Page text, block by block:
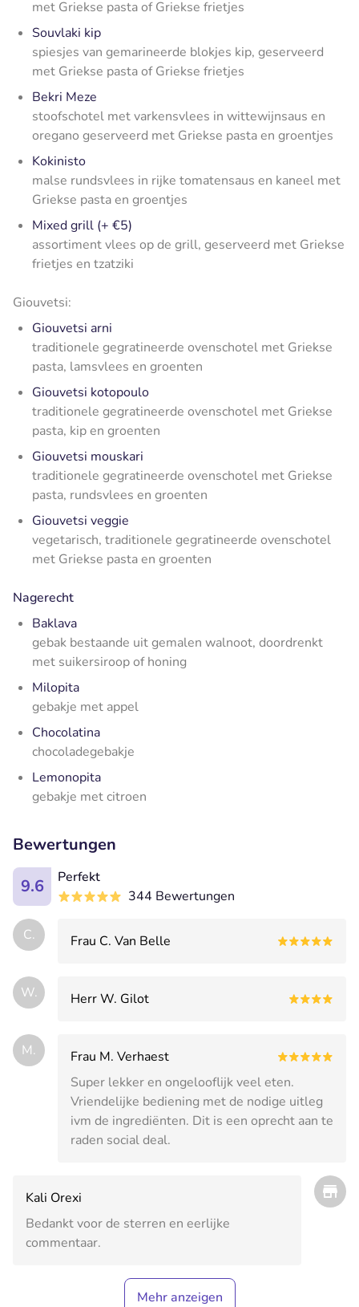
met Griekse pasta of Griekse frietjes
Souvlaki kip
spiesjes van gemarineerde blokjes kip, geserveerd
met Griekse pasta of Griekse frietjes
Bekri Meze
stoofschotel met varkensvlees in wittewijnsaus en
oregano geserveerd met Griekse pasta en groentjes
Kokinisto
malse rundsvlees in rijke tomatensaus en kaneel met
Griekse pasta en groentjes
Mixed grill (+ €5)
assortiment vlees op de grill, geserveerd met Griekse
frietjes en tzatziki
Giouvetsi:
Giouvetsi arni
traditionele gegratineerde ovenschotel met Griekse
pasta, lamsvlees en groenten
Giouvetsi kotopoulo
traditionele gegratineerde ovenschotel met Griekse
pasta, kip en groenten
Giouvetsi mouskari
traditionele gegratineerde ovenschotel met Griekse
pasta, rundsvlees en groenten
Giouvetsi veggie
vegetarisch, traditionele gegratineerde ovenschotel
met Griekse pasta en groenten
Nagerecht
Baklava
gebak bestaande uit gemalen walnoot, doordrenkt
met suikersiroop of honing
Milopita
gebakje met appel
Chocolatina
chocoladegebakje
Lemonopita
gebakje met citroen
Bewertungen
9.6
Perfekt
344 Bewertungen
C. Frau C. Van Belle
W. Herr W. Gilot
M.
Frau M. Verhaest
Super lekker en ongelooflijk veel eten.
Vriendelijke bediening met de nodige uitleg
ivm de ingrediënten. Dit is een oprecht aan te
raden social deal.
Kali Orexi
Bedankt voor de sterren en eerlijke
commentaar.
Mehr anzeigen